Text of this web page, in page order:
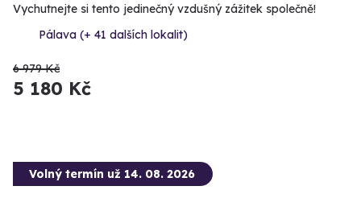
Vychutnejte si tento jedinečný vzdušný zážitek společně!
Pálava (+ 41 dalších lokalit)
6 979 Kč
5 180 Kč
Volný termín už 14. 08. 2026